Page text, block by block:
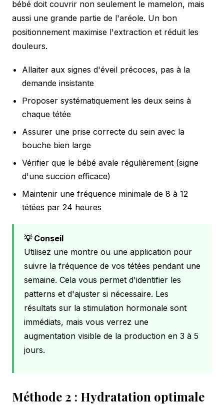
bébé doit couvrir non seulement le mamelon, mais
aussi une grande partie de l'aréole. Un bon
positionnement maximise l'extraction et réduit les
douleurs.
Allaiter aux signes d'éveil précoces, pas à la
demande insistante
Proposer systématiquement les deux seins à
chaque tétée
Assurer une prise correcte du sein avec la
bouche bien large
Vérifier que le bébé avale régulièrement (signe
d'une succion efficace)
Maintenir une fréquence minimale de 8 à 12
tétées par 24 heures
💡 Conseil
Utilisez une montre ou une application pour
suivre la fréquence de vos tétées pendant une
semaine. Cela vous permet d'identifier les
patterns et d'ajuster si nécessaire. Les
résultats sur la stimulation hormonale sont
immédiats, mais vous verrez une
augmentation visible de la production en 3 à 5
jours.
Méthode 2 : Hydratation optimale